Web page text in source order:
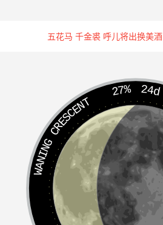
五花马 千金裘 呼儿将出换美
27% 24d
WANING CRESCENT